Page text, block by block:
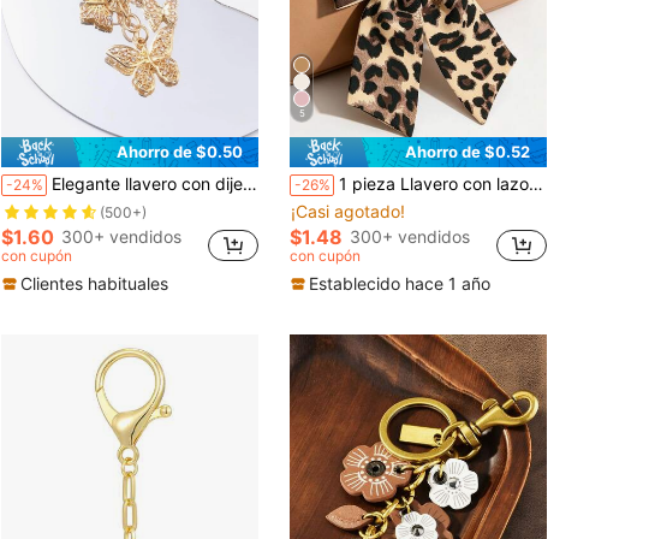
Ahorro de $0.50
-24% Elegante llavero con dije de mariposa, accesorio para coche, accesorio para bolso, accesorio escolar, lindo accesorio gótico y Y2K para bolsos, cordón con portaidentificación, accesorio para coche, regalos para madre, padre, graduación y maestro
(500+)
$1.60 300+ vendidos
con cupón
Clientes habituales
5
Ahorro de $0.52
-26% 1 pieza Llavero con lazo estampado de leopardo, adorno colgante para coche, accesorio para el cabello, lazo casual bohemio para fiesta, lindo, elegante, de aleación de zinc, para todas las estaciones
¡Casi agotado!
$1.48 300+ vendidos
con cupón
Establecido hace 1 año